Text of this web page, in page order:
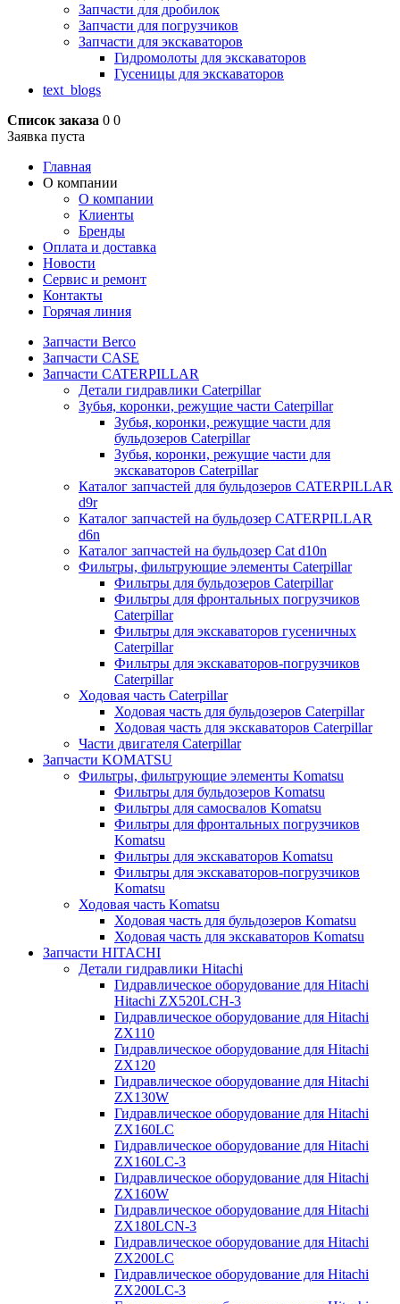
Запчасти для дробилок
Запчасти для погрузчиков
Запчасти для экскаваторов
Гидромолоты для экскаваторов
Гусеницы для экскаваторов
text_blogs
Список заказа 0 0
Заявка пуста
Главная
О компании
О компании
Клиенты
Бренды
Оплата и доставка
Новости
Сервис и ремонт
Контакты
Горячая линия
Запчасти Berco
Запчасти CASE
Запчасти CATERPILLAR
Детали гидравлики Caterpillar
Зубья, коронки, режущие части Caterpillar
Зубья, коронки, режущие части для
бульдозеров Caterpillar
Зубья, коронки, режущие части для
экскаваторов Caterpillar
Каталог запчастей для бульдозеров CATERPILLAR
d9r
Каталог запчастей на бульдозер CATERPILLAR
d6n
Каталог запчастей на бульдозер Сat d10n
Фильтры, фильтрующие элементы Caterpillar
Фильтры для бульдозеров Caterpillar
Фильтры для фронтальных погрузчиков
Caterpillar
Фильтры для экскаваторов гусеничных
Caterpillar
Фильтры для экскаваторов-погрузчиков
Caterpillar
Ходовая часть Caterpillar
Ходовая часть для бульдозеров Caterpillar
Ходовая часть для экскаваторов Caterpillar
Части двигателя Caterpillar
Запчасти KOMATSU
Фильтры, фильтрующие элементы Komatsu
Фильтры для бульдозеров Komatsu
Фильтры для самосвалов Komatsu
Фильтры для фронтальных погрузчиков
Komatsu
Фильтры для экскаваторов Komatsu
Фильтры для экскаваторов-погрузчиков
Komatsu
Ходовая часть Komatsu
Ходовая часть для бульдозеров Komatsu
Ходовая часть для экскаваторов Komatsu
Запчасти HITACHI
Детали гидравлики Hitachi
Гидравлическое оборудование для Hitachi
Hitachi ZX520LCH-3
Гидравлическое оборудование для Hitachi
ZX110
Гидравлическое оборудование для Hitachi
ZX120
Гидравлическое оборудование для Hitachi
ZX130W
Гидравлическое оборудование для Hitachi
ZX160LC
Гидравлическое оборудование для Hitachi
ZX160LC-3
Гидравлическое оборудование для Hitachi
ZX160W
Гидравлическое оборудование для Hitachi
ZX180LCN-3
Гидравлическое оборудование для Hitachi
ZX200LC
Гидравлическое оборудование для Hitachi
ZX200LC-3